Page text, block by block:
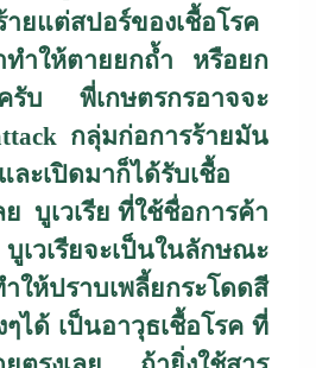
ยแต่สปอร์ของเชื้อโรค
ทำให้ตายยกถ้ำ หรือยก
รับ พี่เกษตรกรอาจจะ
กลุ่มก่อการร้ายมัน
ะเปิดมาก็ได้รับเชื้อ
บูเวเรีย ที่ใช้ชื่อการค้า
วเรียจะเป็นในลักษณะ
ราบเพลี้ยกระโดดสี
ได้ เป็นอาวุธเชื้อโรค ที่